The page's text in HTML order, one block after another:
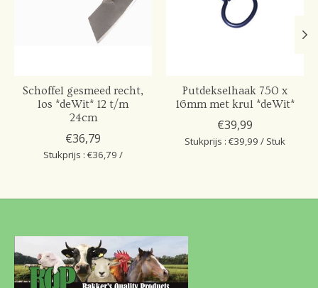
Schoffel gesmeed recht,
los *deWit* 12 t/m
24cm
€36,79
Stukprijs : €36,79 /
Putdekselhaak 750 x
16mm met krul *deWit*
€39,99
Stukprijs : €39,99 / Stuk